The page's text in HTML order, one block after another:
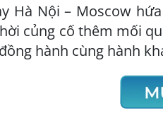
Hà Nội – Moscow
củng cố thêm mối
hành cùng hành